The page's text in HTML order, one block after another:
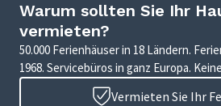
Warum sollten Sie Ihr
vermieten?
50.000 Ferienhäuser in 18 Ländern.
1968. Servicebüros in ganz Europa.
Vermieten Sie Ihr